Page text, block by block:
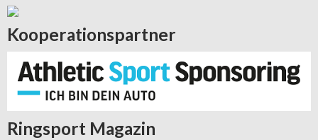
Kooperationspartner
Ringsport Magazin